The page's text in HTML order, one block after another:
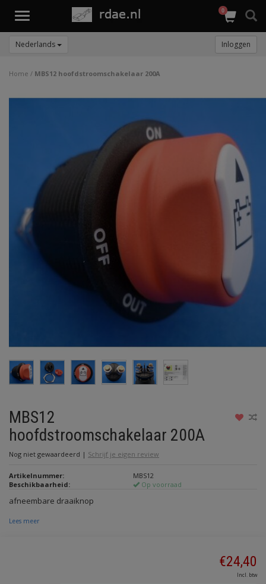
Toggle
0
Nederlands Inloggen
Home / MBS12 hoofdstroomschakelaar 200A
MBS12
hoofdstroomschakelaar 200A
Nog niet gewaardeerd | Schrijf je eigen review
Artikelnummer:
MBS12
Beschikbaarheid:
Op voorraad
afneembare draaiknop
Lees meer
€24,40
Incl. btw